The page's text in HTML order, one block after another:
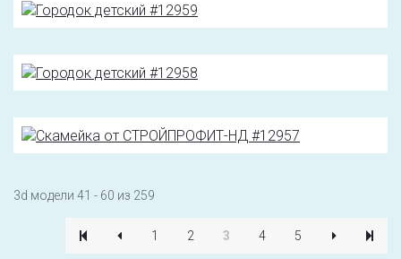
3d модели 41 - 60 из 259
1 2 3 4 5